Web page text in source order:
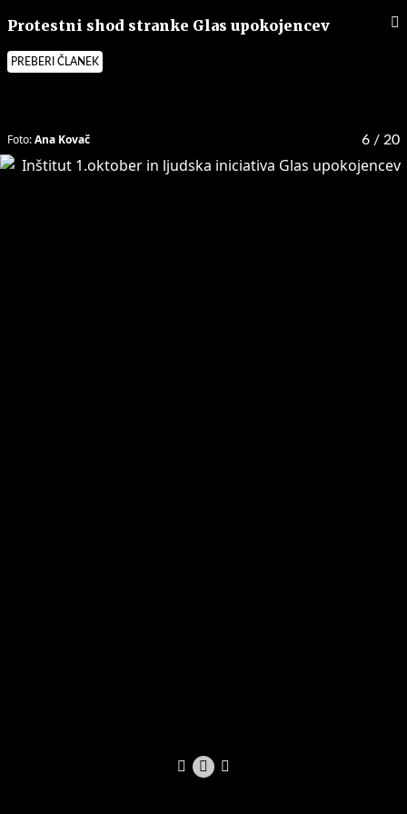
Protestni shod stranke Glas upokojencev
PREBERI ČLANEK
6 / 20
Foto:Ana Kovač